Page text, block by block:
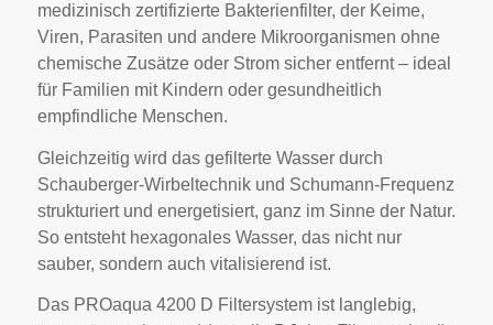
medizinisch zertifizierte Bakterienfilter, der Keime,
Viren, Parasiten und andere Mikroorganismen ohne
chemische Zusätze oder Strom sicher entfernt – ideal
für Familien mit Kindern oder gesundheitlich
empfindliche Menschen.
Gleichzeitig wird das gefilterte Wasser durch
Schauberger-Wirbeltechnik und Schumann-Frequenz
strukturiert und energetisiert, ganz im Sinne der Natur.
So entsteht hexagonales Wasser, das nicht nur
sauber, sondern auch vitalisierend ist.
Das PROaqua 4200 D Filtersystem ist langlebig,